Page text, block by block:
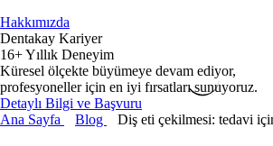
Hakkımızda
Dentakay Kariyer
16+ Yıllık Deneyim
Küresel ölçekte büyümeye devam ediyor,
profesyoneller için en iyi fırsatları sunuyoruz.
Detaylı Bilgi ve Başvuru
Ana Sayfa
Blog Diş eti çekilmesi: tedavi